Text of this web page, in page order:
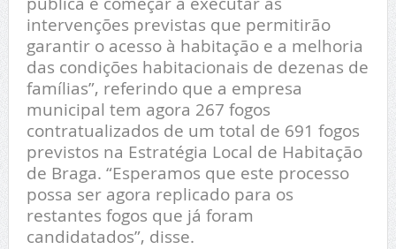
intervenções previstas que permitirão
garantir o acesso à habitação e a melhoria
das condições habitacionais de dezenas de
famílias”, referindo que a empresa
municipal tem agora 267 fogos
contratualizados de um total de 691 fogos
previstos na Estratégia Local de Habitação
de Braga. “Esperamos que este processo
possa ser agora replicado para os
restantes fogos que já foram
candidatados”, disse.